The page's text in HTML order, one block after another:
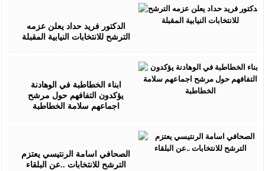
الدكتور فريد حداد يعلن عزمه
الترشح للانتخابات النيابية المقبلة
ابناء الخطاطبة في الوهادنة
يؤكدون التفافهم حول مرشح
اجماعهم سلامة الخطاطبة
الصحافي اسامة الرنتيسي يعتزم
الترشح للانتخابات ..عن البلقاء